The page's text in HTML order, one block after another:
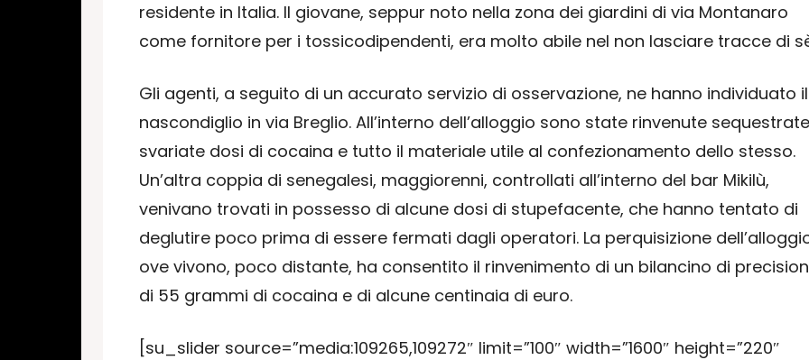
residente in Italia. Il giovane, seppur noto nella zona dei giardini di via Montanaro
come fornitore per i tossicodipendenti, era molto abile nel non lasciare tracce di
Gli agenti, a seguito di un accurato servizio di osservazione, ne hanno individuato il
nascondiglio in via Breglio. All’interno dell’alloggio sono state rinvenute sequestrate
svariate dosi di cocaina e tutto il materiale utile al confezionamento dello stesso.
Un’altra coppia di senegalesi, maggiorenni, controllati all’interno del bar Mikilù,
venivano trovati in possesso di alcune dosi di stupefacente, che hanno tentato di
deglutire poco prima di essere fermati dagli operatori. La perquisizione
ove vivono, poco distante, ha consentito il rinvenimento di un bilancino di
di 55 grammi di cocaina e di alcune centinaia di euro.
[su_slider source=”media:109265,109272″ limit=”100″ width=”1600″ height=”220″